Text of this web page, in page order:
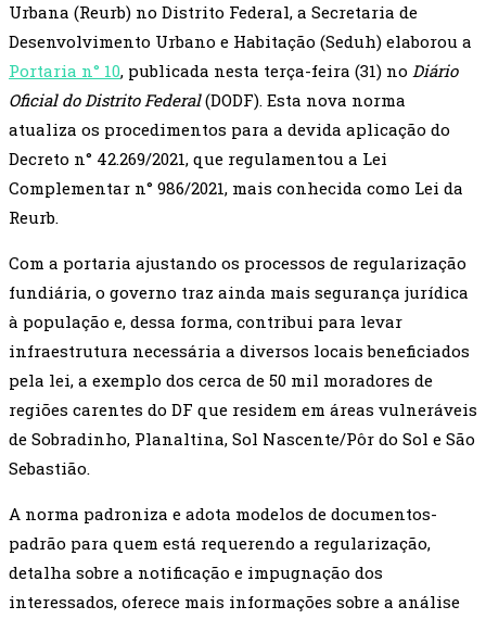
Urbana (Reurb) no Distrito Federal, a Secretaria de
Desenvolvimento Urbano e Habitação (Seduh) elaborou a
Portaria n° 10, publicada nesta terça-feira (31) no Diário
Oficial do Distrito Federal(DODF). Esta nova norma
atualiza os procedimentos para a devida aplicação do
Decreto n° 42.269/2021, que regulamentou a Lei
Complementar n° 986/2021, mais conhecida como Lei da
Reurb.
Com a portaria ajustando os processos de regularização
fundiária, o governo traz ainda mais segurança jurídica
à população e, dessa forma, contribui para levar
infraestrutura necessária a diversos locais beneficiados
pela lei, a exemplo dos cerca de 50 mil moradores de
regiões carentes do DF que residem em áreas vulneráveis
de Sobradinho, Planaltina, Sol Nascente/Pôr do Sol e São
Sebastião.
A norma padroniza e adota modelos de documentos-
padrão para quem está requerendo a regularização,
detalha sobre a notificação e impugnação dos
interessados, oferece mais informações sobre a análise